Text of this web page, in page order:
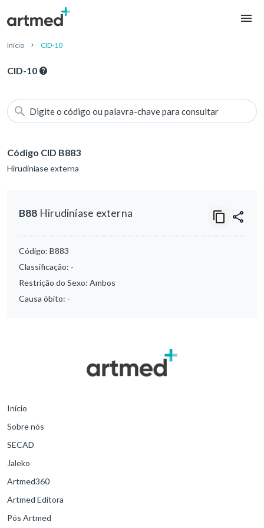
Início CID-10
CID-10
Digite o código ou palavra-chave para consultar
Código CID B883
Hirudiníase externa
B88 Hirudiníase externa
Código: B883
Classificação: -
Restrição do Sexo: Ambos
Causa óbito: -
Início
Sobre nós
SECAD
Jaleko
Artmed360
Artmed Editora
Pós Artmed